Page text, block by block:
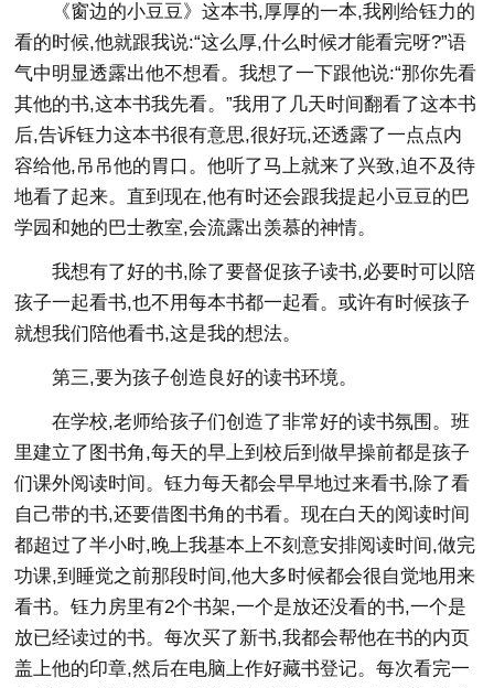
《窗边的小豆豆》这本书,厚厚的一本,我刚给钰力的
看的时候,他就跟我说:“这么厚,什么时候才能看完呀?”语
气中明显透露出他不想看。我想了一下跟他说:“那你先看
其他的书,这本书我先看。”我用了几天时间翻看了这本书
后,告诉钰力这本书很有意思,很好玩,还透露了一点点内
容给他,吊吊他的胃口。他听了马上就来了兴致,迫不及待
地看了起来。直到现在,他有时还会跟我提起小豆豆的巴
学园和她的巴士教室,会流露出羡慕的神情。
我想有了好的书,除了要督促孩子读书,必要时可以陪
孩子一起看书,也不用每本书都一起看。或许有时候孩子
就想我们陪他看书,这是我的想法。
第三,要为孩子创造良好的读书环境。
在学校,老师给孩子们创造了非常好的读书氛围。班
里建立了图书角,每天的早上到校后到做早操前都是孩子
们课外阅读时间。钰力每天都会早早地过来看书,除了看
自己带的书,还要借图书角的书看。现在白天的阅读时间
都超过了半小时,晚上我基本上不刻意安排阅读时间,做完
功课,到睡觉之前那段时间,他大多时候都会很自觉地用来
看书。钰力房里有2个书架,一个是放还没看的书,一个是
放已经读过的书。每次买了新书,我都会帮他在书的内页
盖上他的印章,然后在电脑上作好藏书登记。每次看完一